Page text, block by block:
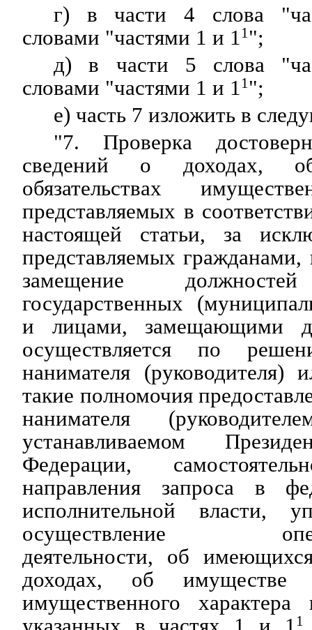
г) в части 4 слова
словами "частями 1 и 11 ";
д) в части 5 слова
словами "частями 1 и 11 ";
е) часть 7 изложить в
"7. Проверка
сведений о доходах,
обязательствах
представляемых в
настоящей статьи, за
представляемых
замещение должностей
государственных
и лицами, замещающими
осуществляется по
нанимателя (руководителя)
такие полномочия
нанимателя
устанавливаемом
Федерации,
направления запроса в
исполнительной власти,
осуществление
деятельности, об
доходах, об имуществе и
имущественного
1